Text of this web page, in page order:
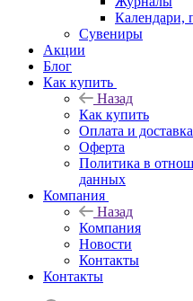
Календари,
Сувениры
Акции
Блог
Как купить
Назад
Как купить
Оплата и доставка
Оферта
Политика в
данных
Компания
Назад
Компания
Новости
Контакты
Контакты